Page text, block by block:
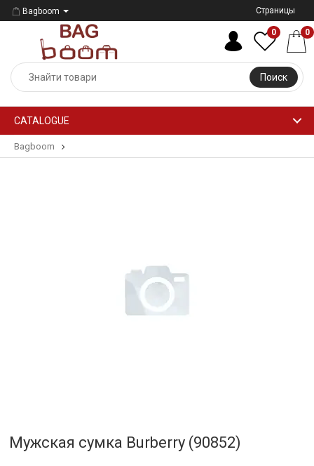
Bagboom Страницы
Поиск
0 0
CATALOGUE
Bagboom
Мужская сумка Burberry (90852)